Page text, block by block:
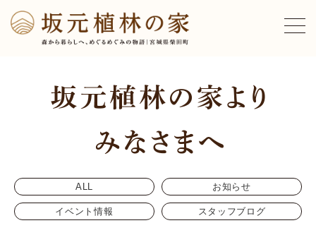
ALL お知らせ
イベント情報 スタッフブログ